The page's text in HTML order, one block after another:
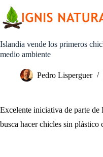
contenido
Islandia vende los primeros
medio ambiente
Pedro Lisperguer
Excelente iniciativa de parte de
busca hacer chicles sin plástico